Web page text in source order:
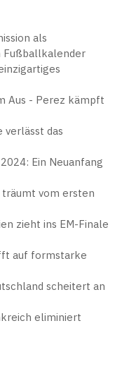
als
Fußballkalender
Aus - Perez kämpft
verlässt das
Ein Neuanfang
vom ersten
zieht ins EM-Finale
auf formstarke
scheitert an
eliminiert